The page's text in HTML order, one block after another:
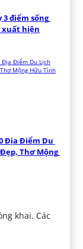
3 điểm sống
xuất hiện
Địa Điểm Du
Thơ Mộng
khai. Các